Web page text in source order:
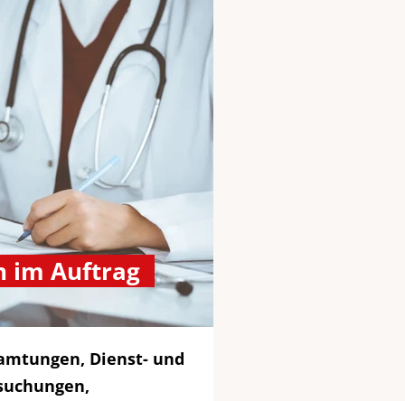
im Auftrag
Dienst- und